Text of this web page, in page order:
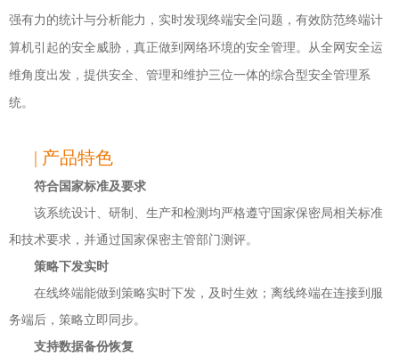
强有力的统计与分析能力，实时发现终端安全问题，有效防范终端计
算机引起的安全威胁，真正做到网络环境的安全管理。从全网安全运
维角度出发，提供安全、管理和维护三位一体的综合型安全管理系
统。
| 产品特色
符合国家标准及要求
该系统设计、研制、生产和检测均严格遵守国家保密局相关标准
和技术要求，并通过国家保密主管部门测评。
策略下发实时
在线终端能做到策略实时下发，及时生效；离线终端在连接到服
务端后，策略立即同步。
支持数据备份恢复